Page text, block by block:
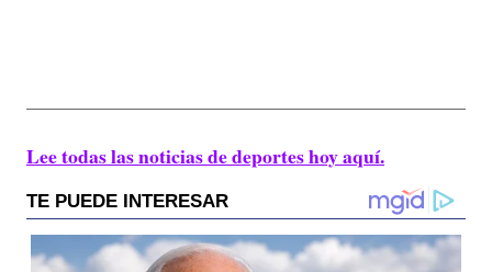
Lee todas las noticias de deportes hoy aquí.